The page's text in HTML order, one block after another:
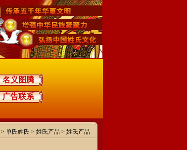
名义图腾
广告联系
> 单氏姓氏 > 姓氏产品 > 姓氏产品